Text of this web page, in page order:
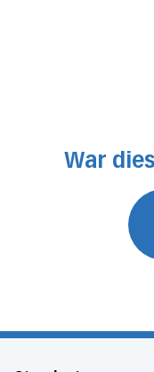
War